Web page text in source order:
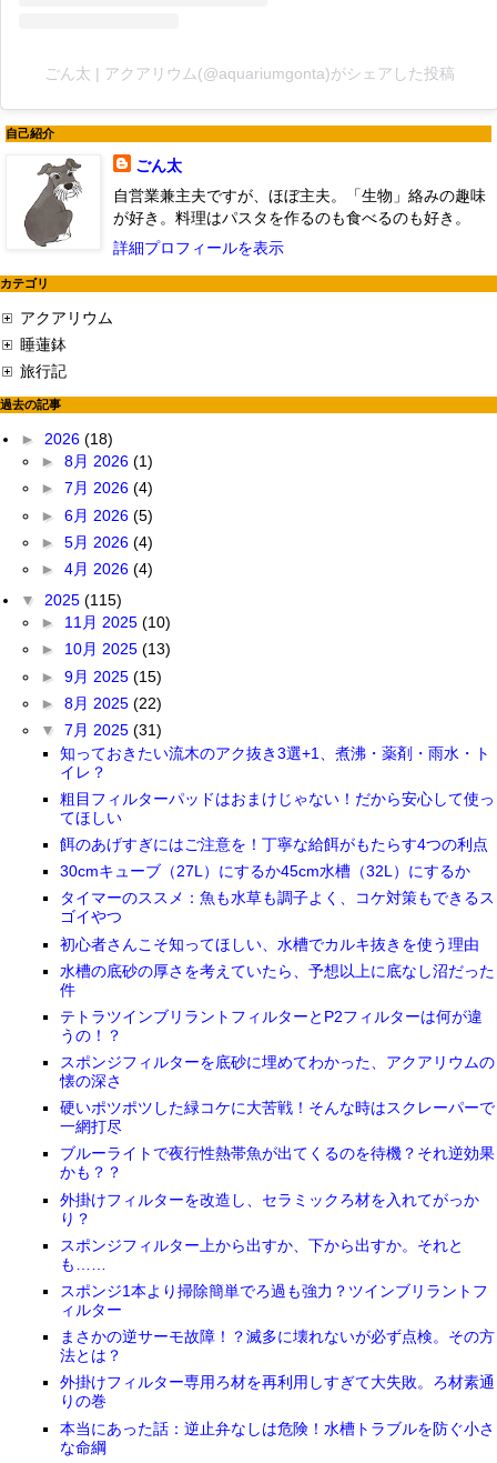
ごん太 | アクアリウム(@aquariumgonta)がシェアした投稿
自己紹介
ごん太
自営業兼主夫ですが、ほぼ主夫。「生物」絡みの趣味
が好き。料理はパスタを作るのも食べるのも好き。
詳細プロフィールを表示
カテゴリ
アクアリウム
睡蓮鉢
旅行記
過去の記事
► 2026 (18)
► 8月 2026 (1)
► 7月 2026 (4)
► 6月 2026 (5)
► 5月 2026 (4)
► 4月 2026 (4)
▼ 2025 (115)
► 11月 2025 (10)
► 10月 2025 (13)
► 9月 2025 (15)
► 8月 2025 (22)
▼ 7月 2025 (31)
知っておきたい流木のアク抜き3選+1、煮沸・薬剤・雨水・ト
イレ？
粗目フィルターパッドはおまけじゃない！だから安心して使っ
てほしい
餌のあげすぎにはご注意を！丁寧な給餌がもたらす4つの利点
30cmキューブ（27L）にするか45cm水槽（32L）にするか
タイマーのススメ：魚も水草も調子よく、コケ対策もできるス
ゴイやつ
初心者さんこそ知ってほしい、水槽でカルキ抜きを使う理由
水槽の底砂の厚さを考えていたら、予想以上に底なし沼だった
件
テトラツインブリラントフィルターとP2フィルターは何が違
うの！？
スポンジフィルターを底砂に埋めてわかった、アクアリウムの
懐の深さ
硬いポツポツした緑コケに大苦戦！そんな時はスクレーパーで
一網打尽
ブルーライトで夜行性熱帯魚が出てくるのを待機？それ逆効果
かも？？
外掛けフィルターを改造し、セラミックろ材を入れてがっか
り？
スポンジフィルター上から出すか、下から出すか。それと
も……
スポンジ1本より掃除簡単でろ過も強力？ツインブリラントフ
ィルター
まさかの逆サーモ故障！？滅多に壊れないが必ず点検。その方
法とは？
外掛けフィルター専用ろ材を再利用しすぎて大失敗。ろ材素通
りの巻
本当にあった話：逆止弁なしは危険！水槽トラブルを防ぐ小さ
な命綱